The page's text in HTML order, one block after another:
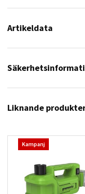
Artikeldata
Liknande
Kampanj